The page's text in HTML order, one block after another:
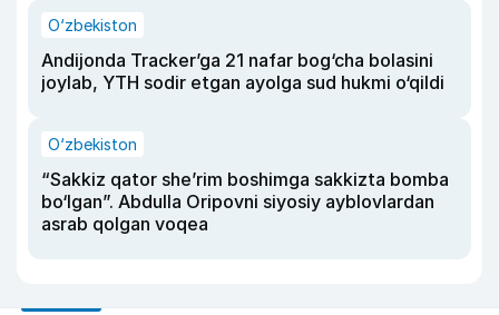
O‘zbekiston
Andijonda Tracker’ga 21 nafar bog‘cha bolasini
joylab, YTH sodir etgan ayolga sud hukmi o‘qildi
O‘zbekiston
“Sakkiz qator she’rim boshimga sakkizta bomba
bo‘lgan”. Abdulla Oripovni siyosiy ayblovlardan
asrab qolgan voqea